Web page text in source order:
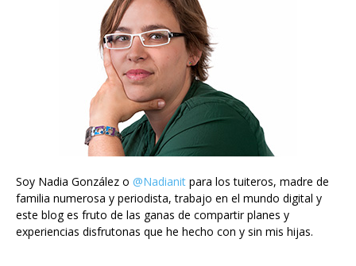
Soy Nadia González o @Nadianit para los tuiteros, madre de
familia numerosa y periodista, trabajo en el mundo digital y
este blog es fruto de las ganas de compartir planes y
experiencias disfrutonas que he hecho con y sin mis hijas.